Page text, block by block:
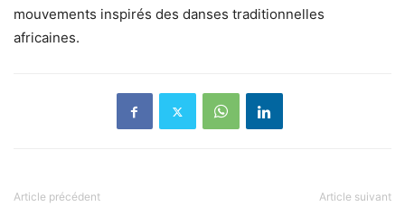
mouvements inspirés des danses traditionnelles
africaines.
Article précédent Article suivant